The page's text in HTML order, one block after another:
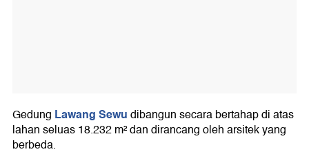
Gedung Lawang Sewudibangun secara bertahap di atas
lahan seluas 18.232 m² dan dirancang oleh arsitek yang
berbeda.